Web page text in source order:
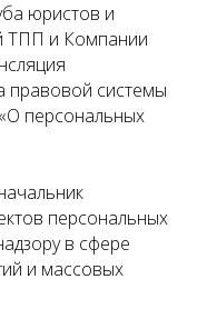
юристов и
ТПП и Компании
правовой системы
персональных
персональных
в сфере
и массовых